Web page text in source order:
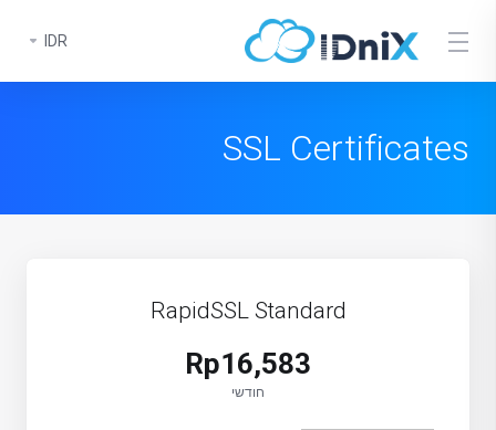
IDR
SSL Certificates
RapidSSL Standard
Rp16,583
חודשי